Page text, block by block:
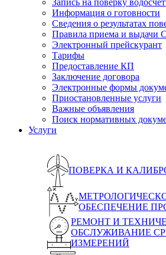
Информация о готовности
Сведения о результатах
Правила приема и выдачи
Электронный прейскурант
Тарифы
Предоставление КП
Заключение договора
Электронные формы
Приостановленные услуги
Важные объявления
Поиск нормативных
Услуги
ПОВЕРКА И
ОБЕСПЕЧЕНИЕ
РЕМОНТ И
ОБСЛУЖИВАНИЕ
ИЗМЕРЕНИЙ